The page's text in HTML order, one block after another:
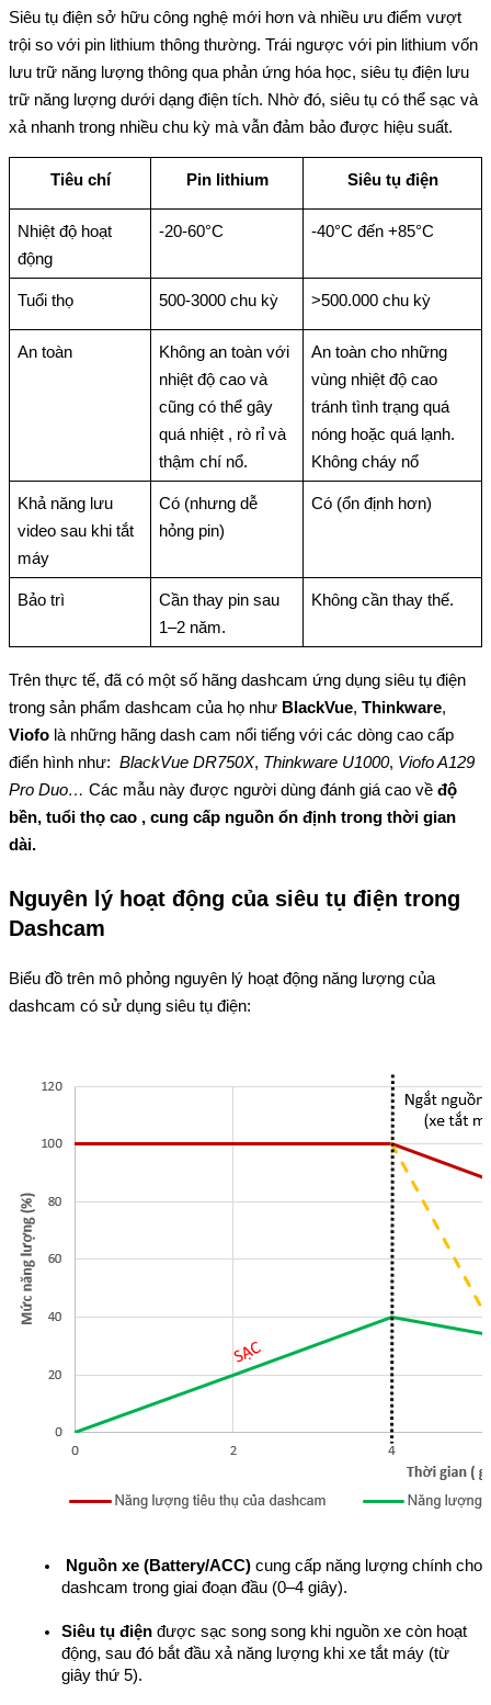
Siêu tụ điện sở hữu công nghệ mới hơn và nhiều ưu điểm vượt
trội so với pin lithium thông thường. Trái ngược với pin lithium vốn
lưu trữ năng lượng thông qua phản ứng hóa học, siêu tụ điện lưu
trữ năng lượng dưới dạng điện tích. Nhờ đó, siêu tụ có thể sạc và
xả nhanh trong nhiều chu kỳ mà vẫn đảm bảo được hiệu suất.
Tiêu chí Pin lithium Siêu tụ điện
Nhiệt độ hoạt
động
-20-60°C -40°C đến +85°C
Tuổi thọ 500-3000 chu kỳ >500.000 chu kỳ
An toàn
Không an toàn với
nhiệt độ cao và
cũng có thể gây
quá nhiệt , rò rỉ và
thậm chí nổ.
An toàn cho những
vùng nhiệt độ cao
tránh tình trạng quá
nóng hoặc quá lạnh.
Không cháy nổ
Khả năng lưu
video sau khi tắt
máy
Có (nhưng dễ
hỏng pin)
Có (ổn định hơn)
Bảo trì
Cần thay pin sau
1–2 năm.
Không cần thay thế.
Trên thực tế, đã có một số hãng dashcam ứng dụng siêu tụ điện
trong sản phẩm dashcam của họ như BlackVue, Thinkware
Viofo là những hãng dash cam nổi tiếng với các dòng cao cấp
điển hình như: BlackVue DR750X, Thinkware U1000, Viofo A129
Pro Duo… Các mẫu này được người dùng đánh giá cao về độ
bền, tuổi thọ cao , cung cấp nguồn ổn định trong thời gian
dài.
Nguyên lý hoạt động của siêu tụ điện trong
Dashcam
Biểu đồ trên mô phỏng nguyên lý hoạt động năng lượng của
dashcam có sử dụng siêu tụ điện:
Nguồn xe (Battery/ACC) cung cấp năng lượng chính cho
dashcam trong giai đoạn đầu (0–4 giây).
Siêu tụ điện được sạc song song khi nguồn xe còn hoạt
động, sau đó bắt đầu xả năng lượng khi xe tắt máy (từ
giây thứ 5).